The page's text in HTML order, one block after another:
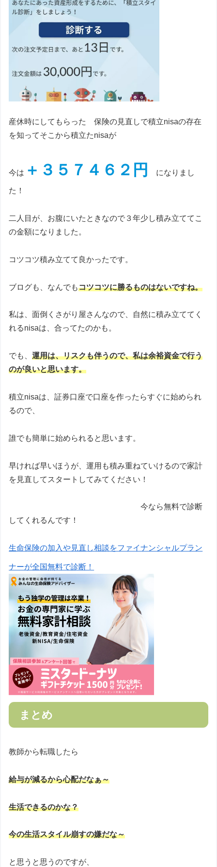
産休時にしてもらった 保険の見直しで積立nisaの存在
を知ってそこから積立たnisaが
今は ＋３５７４６２円 になりまし
た！
二人目が、お腹にいたときなので３年少し積み立ててこ
の金額になりました。
コツコツ積み立てて良かったです。
ブログも、なんでもコツコツに勝るものはないですね。
私は、面倒くさがり屋さんなので、自然に積み立ててく
れるnisaは、合ってたのかも。
でも、運用は、リスクも伴うので、私は余裕資金で行う
のが良いと思います。
積立nisaは、証券口座で口座を作ったらすぐに始められ
るので、
誰でも簡単に始められると思います。
早ければ早いほうが、運用も積み重ねていけるので家計
を見直してスタートしてみてください！
今なら無料で診断
してくれるんです！
生命保険の加入や見直し相談をファイナンシャルプラン
ナーが全国無料で診断！
まとめ
教師から転職したら
給与が減るから心配だなぁ～
生活できるのかな？
今の生活スタイル崩すの嫌だな～
と思うと思うのですが、